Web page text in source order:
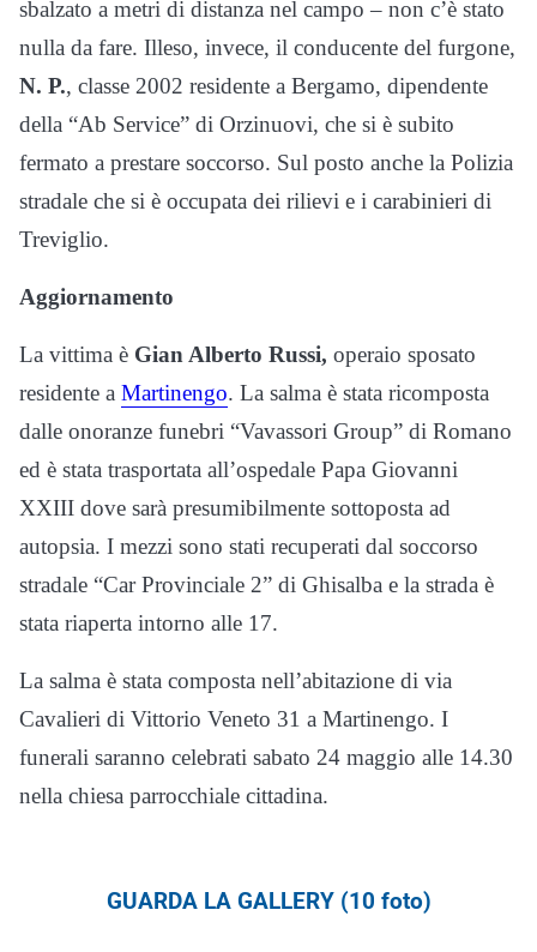
sbalzato a metri di distanza nel campo – non c’è stato
nulla da fare. Illeso, invece, il conducente del furgone,
N. P., classe 2002 residente a Bergamo, dipendente
della “Ab Service” di Orzinuovi, che si è subito
fermato a prestare soccorso. Sul posto anche la Polizia
stradale che si è occupata dei rilievi e i carabinieri di
Treviglio.
Aggiornamento
La vittima è Gian Alberto Russi, operaio sposato
residente a Martinengo. La salma è stata ricomposta
dalle onoranze funebri “Vavassori Group” di Romano
ed è stata trasportata all’ospedale Papa Giovanni
XXIII dove sarà presumibilmente sottoposta ad
autopsia. I mezzi sono stati recuperati dal soccorso
stradale “Car Provinciale 2” di Ghisalba e la strada è
stata riaperta intorno alle 17.
La salma è stata composta nell’abitazione di via
Cavalieri di Vittorio Veneto 31 a Martinengo. I
funerali saranno celebrati sabato 24 maggio alle 14.30
nella chiesa parrocchiale cittadina.
GUARDA LA GALLERY (10 foto)